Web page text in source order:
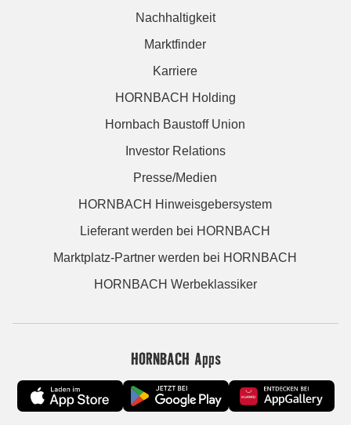
Nachhaltigkeit
Marktfinder
Karriere
HORNBACH Holding
Hornbach Baustoff Union
Investor Relations
Presse/Medien
HORNBACH Hinweisgebersystem
Lieferant werden bei HORNBACH
Marktplatz-Partner werden bei HORNBACH
HORNBACH Werbeklassiker
HORNBACH Apps